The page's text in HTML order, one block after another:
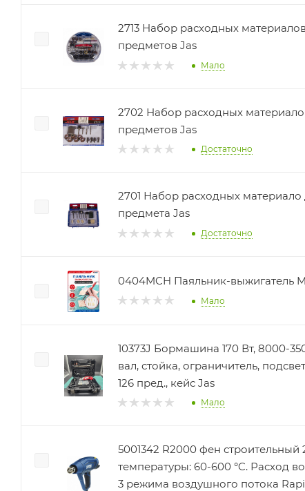
2713 Набор расходных
предметов Jas
Мало
2702 Набор расходных
предметов Jas
Достаточно
2701 Набор расходных материало
предмета Jas
Достаточно
0404MCH Паяльник-выжигатель
Мало
10373J Бормашина 170 Вт, 8000-
вал, стойка, ограничитель,
126 пред., кейс Jas
Мало
5001342 R2000 фен строительный
температуры: 60-600 °C. Расход
3 режима воздушного потока